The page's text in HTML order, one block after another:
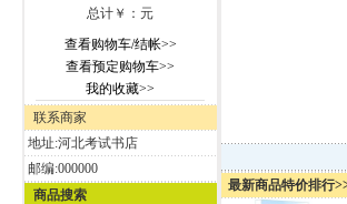
总计￥： 元
查看购物车/结帐>>
查看预定购物车>>
我的收藏>>
联系商家
地址:河北考试书店
邮编:000000
商品搜索
最新商品特价排行